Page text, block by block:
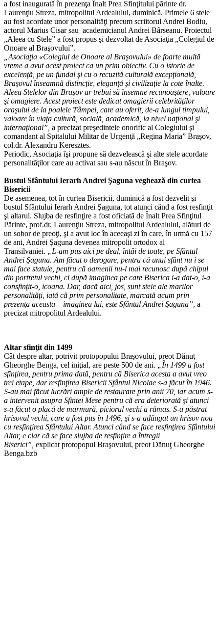
a fost inaugurată în prezenţa Înalt Prea Sfinţitului părinte dr.
Laurenţiu Streza, mitropolitul Ardealului, duminică. Primele 6 stele
au fost acordate unor personalităţi precum scriitorul Andrei Bodiu,
actorul Marius Cisar sau academicianul Andrei Bârseanu. Proiectul
„Aleea cu Stele” a fost propus şi dezvoltat de Asociaţia „Colegiul de
Onoare al Braşovului”.
„Asociaţia «Colegiul de Onoare al Braşovului» de foarte multă
vreme a avut acest proiect ca un prim obiectiv. Cu o istorie de
excelenţă, pe un fundal şi cu o recuzită culturală excepţională,
Braşovul înseamnă distincţie, eleganţă şi civilizaţie la cote înalte.
Aleea Stelelor din Braşov ar trebui să însemne recunoaştere, valoare
şi omagiere. Acest proiect este dedicat omagierii celebrităţilor
oraşului de la poalele Tâmpei, care au oferit, de-a lungul timpului,
valoare în viaţa cultură, socială, academică, la nivel naţional şi
internaţional”, a precizat preşedintele onorific al Colegiului şi
comandant al Spitalului Militar de Urgenţă „Regina Maria” Braşov,
col.dr. Alexandru Keresztes.
Periodic, Asociaţia îşi propune să dezvelească şi alte stele acordate
personalităţilor care au activat sau s-au născut în Braşov.
Bustul Sfântului Ierarh Andrei Şaguna veghează din curtea
Bisericii
De asemenea, tot în curtea Bisericii, duminică a fost dezvelit şi
bustul Sfântului Ierarh Andrei Şaguna, tot atunci când a fost resfinţit
şi altarul. Slujba de resfinţire a fost oficiată de Înalt Prea Sfinţitul
Părinte, prof.dr. Laurenţiu Streza, mitropolitul Ardealului, alături de
un sobor de preoţi, şi a avut loc în aceeaşi zi în care, în urmă cu 157
de ani, Andrei Şaguna devenea mitropolit ortodox al
Transilvaniei.
„L-am pus aici pe deal, întâi de toate, pe Sfântul
Andrei Şaguna. Am făcut o derogare, pentru că unui sfânt nu i se
mai face statuie, pentru că oamenii nu-l mai recunosc după chipul
din portretul vechi, ci după imaginea pe care Biserica i-a dat-o, i-a
consfinţit-o, icoana. Dar, dacă aici, jos, sunt stele ale marilor
personalităţi, iată că prim personalitate, marcată acum prin
prezenţa aceasta – imaginea lui, este Sfântul Andrei Şaguna”, a
precizat mitropolitul Ardealului.
Altar sfinţit din 1499
Cât despre altar, potrivit protopopului Braşovului, preot Dănuţ
Gheorghe Benga, cel iniţial, are peste 500 de ani.
„În 1499 a fost
sfinţirea, pentru prima dată, pentru că Biserica acesta a avut vreo
trei etape, dar resfinţirea Bisericii Sfântul Nicolae s-a făcut în 1946.
S-au mai făcut lucrări ample de restaurare prin anii 70, iar acum s-
a intervenit asupra Sfintei Mese pentru că era deteriorată şi atunci
s-a făcut o placă de marmură, piciorul vechi a rămas. S-a păstrat
hrisovul vechi, care a fost pus în 1496, şi s-a adăugat un hrisov nou
cu resfinţirea Sfântului Altar. Atunci când se face resfinţirea Sfântului
Altar, e clar că se face slujba de resfinţire a întregii
Biserici”, explicat protopopul Braşovului, preot Dănuţ Gheorghe
Benga.bzb